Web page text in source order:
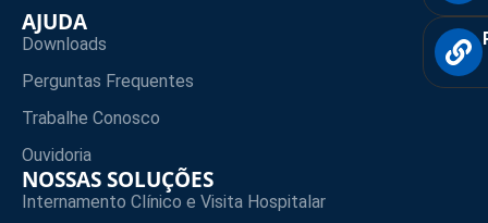
AJUDA
Downloads
Perguntas Frequentes
Trabalhe Conosco
Ouvidoria
NOSSAS SOLUÇÕES
Internamento Clínico e Visita Hospitalar